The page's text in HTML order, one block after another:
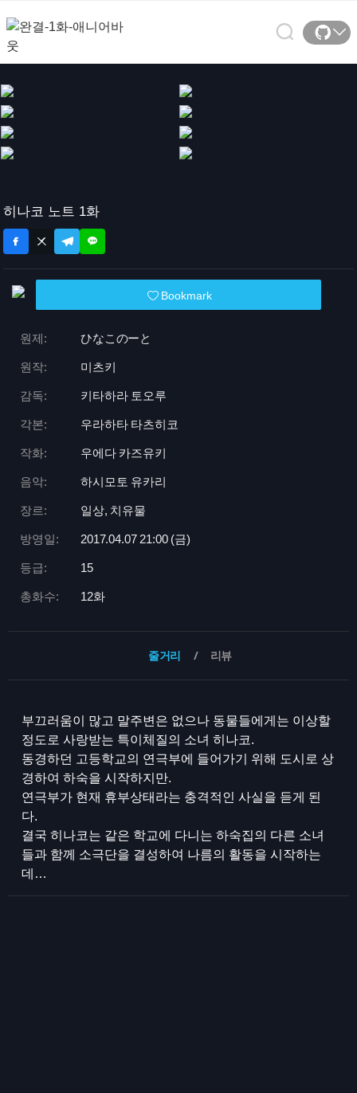
히나코 노트 1화
Bookmark
원제: ひなこのーと
원작: 미츠키
감독: 키타하라 토오루
각본: 우라하타 타츠히코
작화: 우에다 카즈유키
음악: 하시모토 유카리
장르: 일상, 치유물
방영일: 2017.04.07 21:00 (금)
등급: 15
총화수: 12화
줄거리 리뷰
부끄러움이 많고 말주변은 없으나 동물들에게는 이상할
정도로 사랑받는 특이체질의 소녀 히나코.
동경하던 고등학교의 연극부에 들어가기 위해 도시로 상
경하여 하숙을 시작하지만.
연극부가 현재 휴부상태라는 충격적인 사실을 듣게 된
다.
결국 히나코는 같은 학교에 다니는 하숙집의 다른 소녀
들과 함께 소극단을 결성하여 나름의 활동을 시작하는
데…